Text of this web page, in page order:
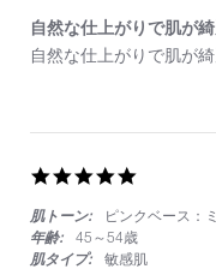
自然な仕上がりで肌が
Review
Nov
review
な
上
り
で
肌
自然な仕上がりで肌が
rating
肌トーン:
ピンクベース：
年齢:
45～54歳
肌タイプ:
敏感肌